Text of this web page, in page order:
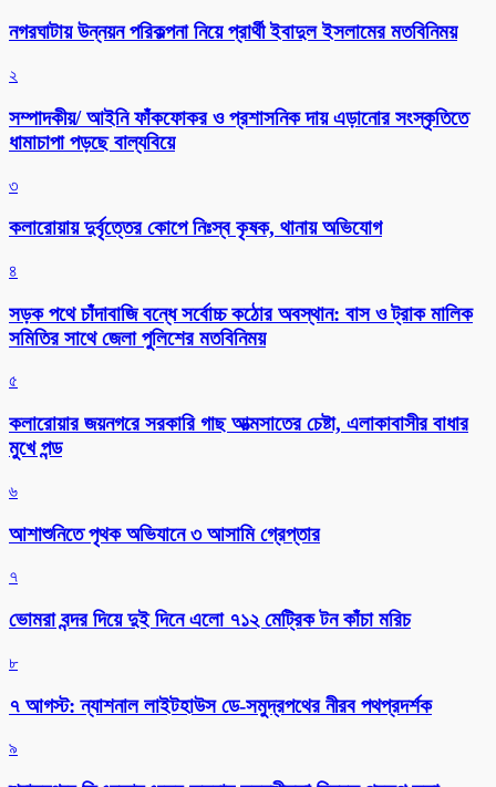
নগরঘাটায় উন্নয়ন পরিকল্পনা নিয়ে প্রার্থী ইবাদুল ইসলামের মতবিনিময়
২
সম্পাদকীয়/ আইনি ফাঁকফোকর ও প্রশাসনিক দায় এড়ানোর সংস্কৃতিতে
ধামাচাপা পড়ছে বাল্যবিয়ে
৩
কলারোয়ায় দুর্বৃত্তের কোপে নিঃস্ব কৃষক, থানায় অভিযোগ
৪
সড়ক পথে চাঁদাবাজি বন্ধে সর্বোচ্চ কঠোর অবস্থান: বাস ও ট্রাক মালিক
সমিতির সাথে জেলা পুলিশের মতবিনিময়
৫
কলারোয়ার জয়নগরে সরকারি গাছ আত্মসাতের চেষ্টা, এলাকাবাসীর বাধার
মুখে পন্ড
৬
আশাশুনিতে পৃথক অভিযানে ৩ আসামি গ্রেপ্তার
৭
ভোমরা বন্দর দিয়ে দুই দিনে এলো ৭১২ মেট্রিক টন কাঁচা মরিচ
৮
৭ আগস্ট: ন্যাশনাল লাইটহাউস ডে-সমুদ্রপথের নীরব পথপ্রদর্শক
৯